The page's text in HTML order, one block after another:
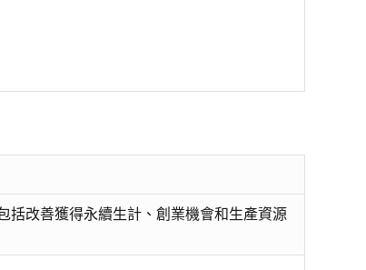
括改善獲得永續生計、創業機會和生產資源